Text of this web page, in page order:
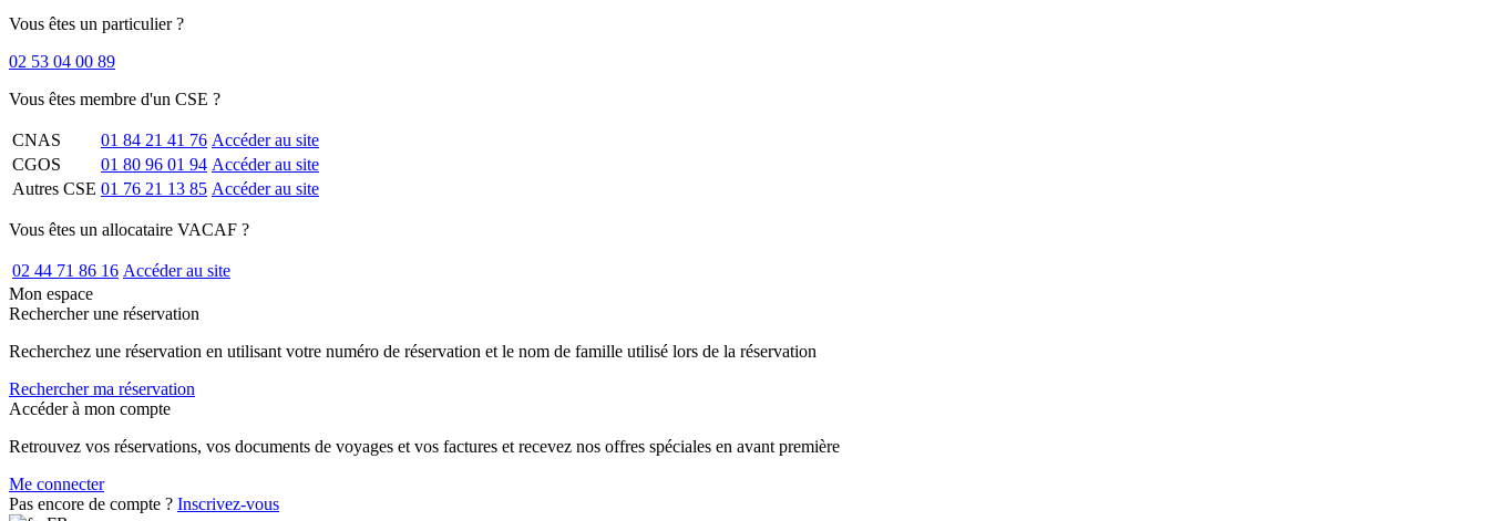
Vous êtes un particulier ?
02 53 04 00 89
Vous êtes membre d'un CSE ?
CNAS 01 84 21 41 76 Accéder au site
CGOS
01 80 96 01 94 Accéder au site
Autres CSE 01 76 21 13 85 Accéder au site
Vous êtes un allocataire VACAF ?
02 44 71 86 16 Accéder au site
Mon espace
Rechercher une réservation
Recherchez une réservation en utilisant votre numéro de réservation et le nom de famille utilisé lors de la réservation
Rechercher ma réservation
Accéder à mon compte
Retrouvez vos réservations, vos documents de voyages et vos factures et recevez nos offres spéciales en avant première
Me connecter
Pas encore de compte ? Inscrivez-vous